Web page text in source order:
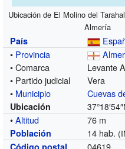
Ubicación de El Molino del
Almería
País
• Provincia
• Comarca
Levante
• Partido judicial
Vera
• Municipio Cuevas
Ubicación
•Altitud 76 m
Población 14 hab.
04619